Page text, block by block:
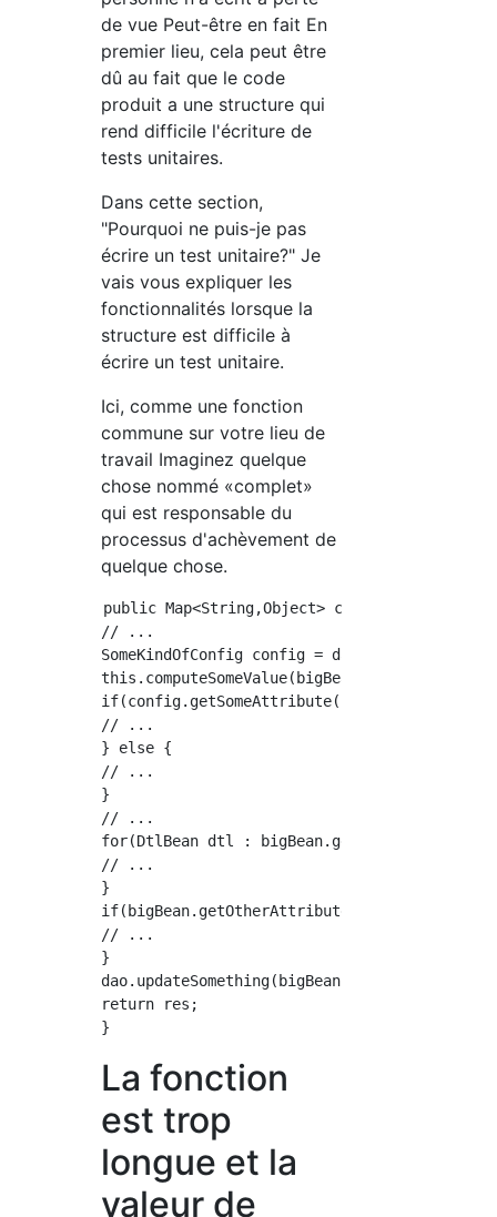
de vue Peut-être en fait En
premier lieu, cela peut être
dû au fait que le code
produit a une structure qui
rend difficile l'écriture de
tests unitaires.
Dans cette section,
"Pourquoi ne puis-je pas
écrire un test unitaire?" Je
vais vous expliquer les
fonctionnalités lorsque la
structure est difficile à
écrire un test unitaire.
Ici, comme une fonction
commune sur votre lieu de
travail Imaginez quelque
chose nommé «complet»
qui est responsable du
processus d'achèvement de
quelque chose.
public Map<String,Object> complete(BigBean
// ...
SomeKindOfConfig config =
this.computeSomeValue(bigBean);
if(config.getSomeAttribute() == 1) {
// ...
} else {
// ...
}
// ...
for(DtlBean dtl : bigBean.getManyDtls()) {
// ...
}
if(bigBean.getOtherAttribute() == 0) {
// ...
}
dao.updateSomething(bigBean);
return res;
La fonction
est trop
longue et la
valeur de